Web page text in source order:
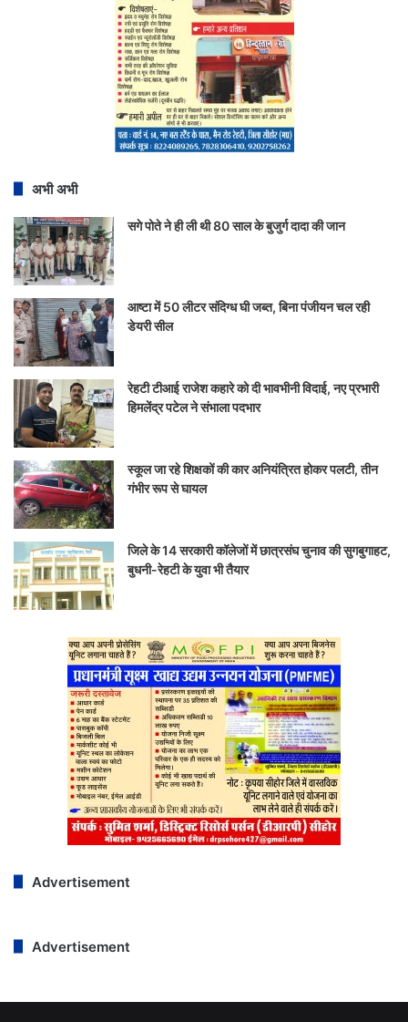
अभी अभी
सगे पोते ने ही ली थी 80 साल के बुजुर्ग दादा की जान
आष्टा में 50 लीटर संदिग्ध घी जब्त, बिना पंजीयन चल रही
डेयरी सील
रेहटी टीआई राजेश कहारे को दी भावभीनी विदाई, नए प्रभारी
हिमलेंद्र पटेल ने संभाला पदभार
स्कूल जा रहे शिक्षकों की कार अनियंत्रित होकर पलटी, तीन
गंभीर रूप से घायल
जिले के 14 सरकारी कॉलेजों में छात्रसंघ चुनाव की सुगबुगाहट,
बुधनी-रेहटी के युवा भी तैयार
Advertisement
Advertisement